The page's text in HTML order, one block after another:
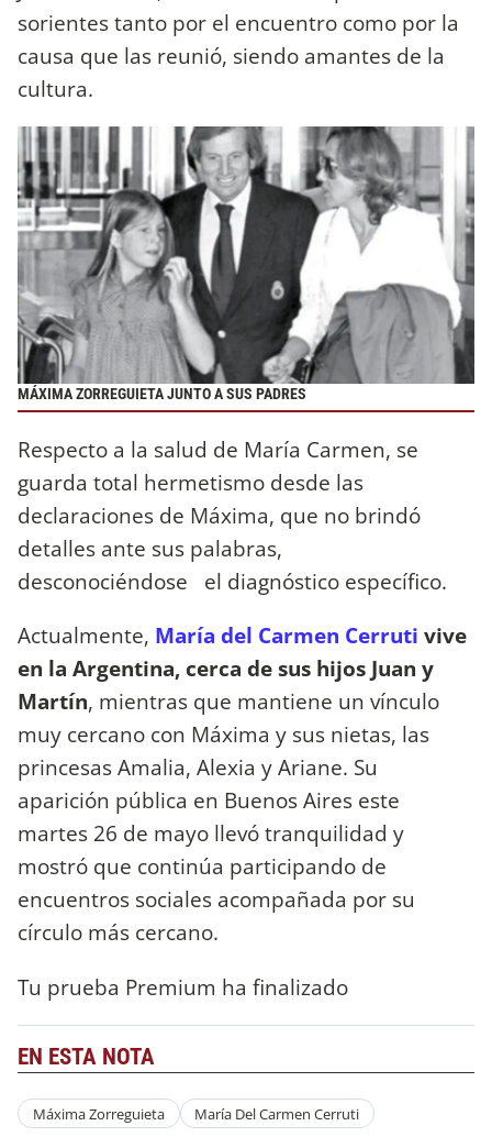
sorientes tanto por el encuentro como por la
causa que las reunió, siendo amantes de la
cultura.
MÁXIMA ZORREGUIETA JUNTO A SUS PADRES
Respecto a la salud de María Carmen, se
guarda total hermetismo desde las
declaraciones de Máxima, que no brindó
detalles ante sus palabras,
desconociéndose el diagnóstico específico.
Actualmente, María del Carmen Cerruti vive
en la Argentina, cerca de sus hijos Juan y
Martín, mientras que mantiene un vínculo
muy cercano con Máxima y sus nietas, las
princesas Amalia, Alexia y Ariane. Su
aparición pública en Buenos Aires este
martes 26 de mayo llevó tranquilidad y
mostró que continúa participando de
encuentros sociales acompañada por su
círculo más cercano.
Tu prueba Premium ha finalizado
EN ESTA NOTA
Máxima Zorreguieta María Del Carmen Cerruti